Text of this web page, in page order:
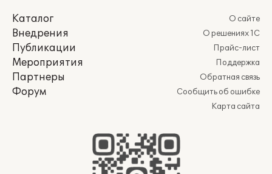
Каталог
Внедрения
Публикации
Мероприятия
Партнеры
Форум
О сайте
О решениях 1С
Прайс-лист
Поддержка
Обратная связь
Сообщить об ошибке
Карта сайта